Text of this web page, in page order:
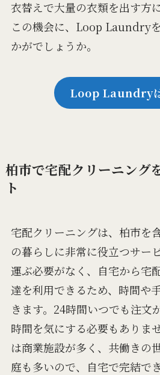
衣替えで大量の衣類を出す方
この機会に、Loop Laundry
かがでしょうか。
Loop Laundry
柏市で宅配クリーニング
ト
宅配クリーニングは、柏市を
の暮らしに非常に役立つサー
運ぶ必要がなく、自宅から宅
達を利用できるため、時間や
きます。24時間いつでも注文
時間を気にする必要もありま
は商業施設が多く、共働きの
庭も多いので、自宅で完結で